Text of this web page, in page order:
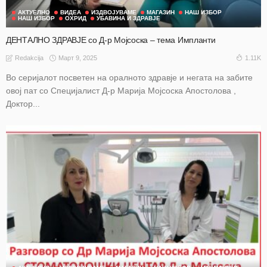
АКТУЕЛНО ВИДЕА ИЗДВОЈУВАМЕ МАГАЗИН
НАШ ИЗБОР
НАШ ИЗБОР
ОХРИД УБАВИНА И ЗДРАВЈЕ
ДЕНТАЛНО ЗДРАВЈЕ со Д-р Мојсоска – тема Импланти
Redakcija Март 9, 2025 1.11K
Во серијалот посветен на оралното здравје и негата на забите
овој пат со Специјалист Д-р Марија Мојсоска Апостолова ,
Доктор...